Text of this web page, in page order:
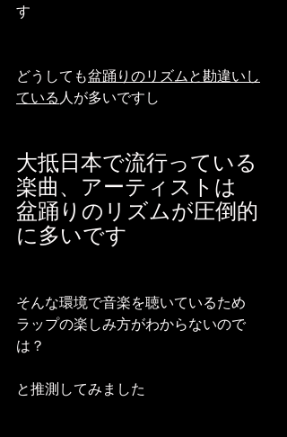
す
どうしても盆踊りのリズムと勘違いし
ている 人が多いですし
大抵日本で流行っている
楽曲、アーティストは
盆踊りのリズムが圧倒的
に多いです
そんな環境で音楽を聴いているため
ラップの楽しみ方がわからないので
は？
と推測してみました